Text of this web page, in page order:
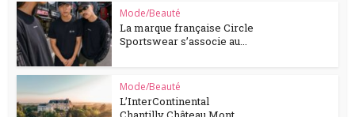
Mode/Beauté
La marque française Circle
Sportswear s’associe au...
Mode/Beauté
L’InterContinental